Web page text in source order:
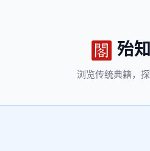
殆
浏览传统典籍，